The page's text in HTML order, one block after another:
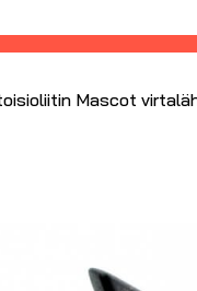
Mascot